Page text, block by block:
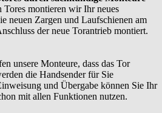
Tores montieren wir Ihr neues
neuen Zargen und Laufschienen am
der neue Torantrieb montiert.
unsere Monteure, dass das Tor
die Handsender für Sie
und Übergabe können Sie Ihr
mit allen Funktionen nutzen.